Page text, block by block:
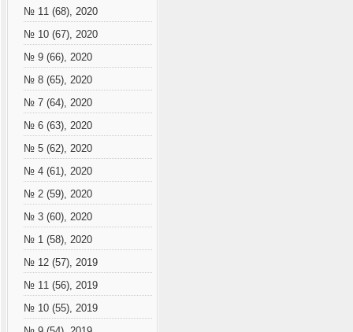
№ 11 (68), 2020
№ 10 (67), 2020
№ 9 (66), 2020
№ 8 (65), 2020
№ 7 (64), 2020
№ 6 (63), 2020
№ 5 (62), 2020
№ 4 (61), 2020
№ 2 (59), 2020
№ 3 (60), 2020
№ 1 (58), 2020
№ 12 (57), 2019
№ 11 (56), 2019
№ 10 (55), 2019